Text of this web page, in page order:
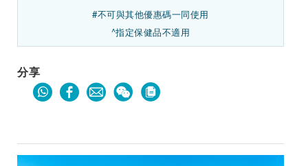
#不可與其他優惠碼一同使用
^指定保健品不適用
分享